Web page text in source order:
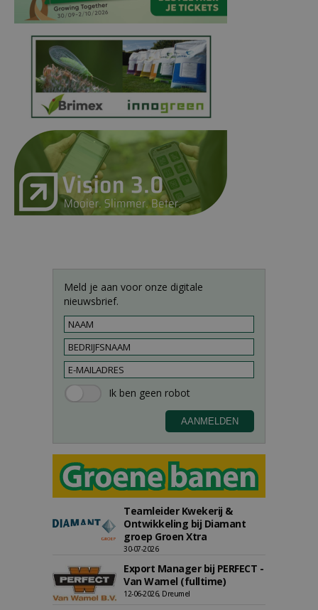
Meld je aan voor onze digitale
nieuwsbrief.
Teamleider Kwekerij &
Ontwikkeling bij Diamant
groep Groen Xtra
30-07-2026
Export Manager bij PERFECT -
Van Wamel (fulltime)
12-06-2026, Dreumel